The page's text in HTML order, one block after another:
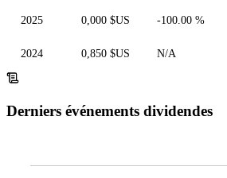
2025 0,000 $US -100.00 %
2024 0,850 $US N/A
Derniers événements dividendes